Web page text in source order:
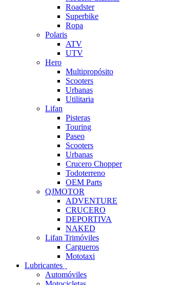
Roadster
Superbike
Ropa
Polaris
ATV
UTV
Hero
Multipropósito
Scooters
Urbanas
Utilitaria
Lifan
Pisteras
Touring
Paseo
Scooters
Urbanas
Crucero Chopper
Todoterreno
OEM Parts
QJMOTOR
ADVENTURE
CRUCERO
DEPORTIVA
NAKED
Lifan Trimóviles
Cargueros
Mototaxi
Lubricantes
Automóviles